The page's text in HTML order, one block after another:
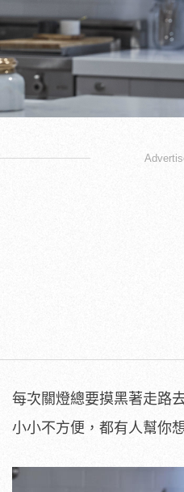
每次關燈總要摸黑著走路
小小不方便，都有人幫你